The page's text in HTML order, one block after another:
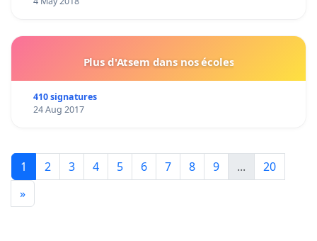
Plus d'Atsem dans nos écoles
410 signatures
24 Aug 2017
1 2 3 4 5 6 7 8 9 ...
20
»